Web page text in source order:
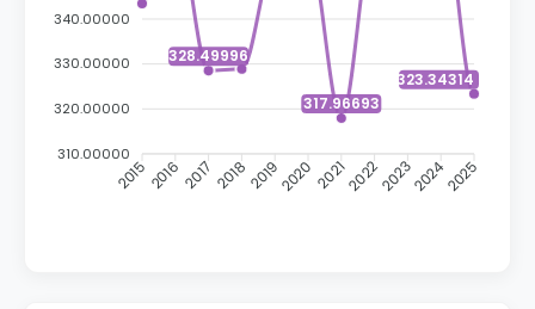
340.00000
330.00000
320.00000
310.00000
328.49996
317.96693
323.34314
201520162017 20182019202020212022202320242025